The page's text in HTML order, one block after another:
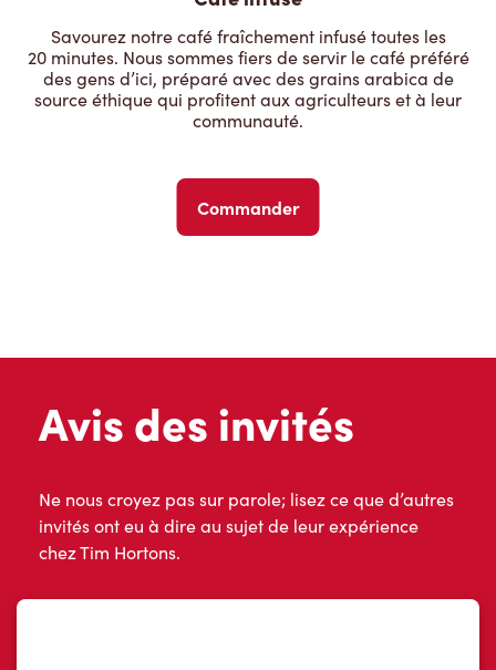
Savourez notre café fraîchement infusé toutes les
20 minutes. Nous sommes fiers de servir le café préféré
des gens d’ici, préparé avec des grains arabica de
source éthique qui profitent aux agriculteurs et à leur
communauté.
Commander
Avis des invités
Ne nous croyez pas sur parole; lisez ce que d’autres
invités ont eu à dire au sujet de leur expérience
chez Tim Hortons.